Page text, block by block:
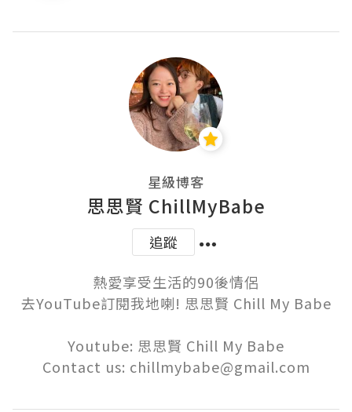
星級博客
思思賢 ChillMyBabe
追蹤
熱愛享受生活的90後情侶
去YouTube訂閱我地喇! 思思賢 Chill My Babe
Youtube: 思思賢 Chill My Babe
Contact us: chillmybabe@gmail.com